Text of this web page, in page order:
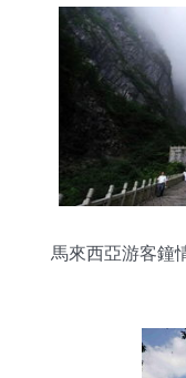
馬來西亞游客鐘